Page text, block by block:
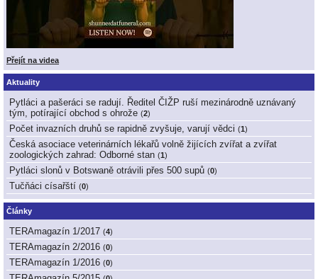
Přejít na videa
Aktuality
Pytláci a pašeráci se radují. Ředitel ČIŽP ruší mezinárodně uznávaný
tým, potírající obchod s ohrože (2)
Počet invazních druhů se rapidně zvyšuje, varují vědci (1 )
Česká asociace veterinárních lékařů volně žijících zvířat a zvířat
zoologických zahrad: Odborné stan (1 )
Pytláci slonů v Botswaně otrávili přes 500 supů (0)
Tučňáci císařští (0)
Články
TERAmagazín 1/2017 (4)
TERAmagazín 2/2016 (0)
TERAmagazín 1/2016 (0)